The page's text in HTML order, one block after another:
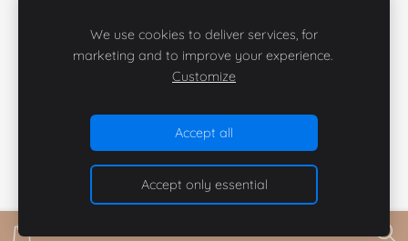
Papuošalų segėjimas ir priežiūra
Aksesuarų gamyba ir siuntimas
Naudojimo sąlygos
We use cookies to deliver services, for
marketing and to improve your experience.
Customize
Accept all
Accept only essential